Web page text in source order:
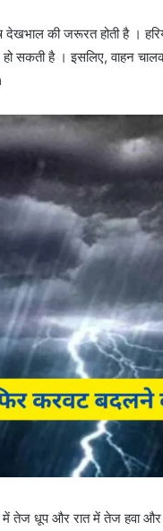
की जरूरत होती है ।
सकती है । इसलिए, वाहन
में तेज धूप और रात में तेज हवा